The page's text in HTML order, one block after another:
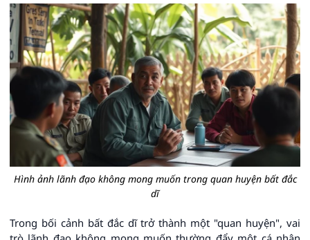
Hình ảnh lãnh đạo không mong muốn trong quan huyện bất đắc
dĩ
Trong bối cảnh bất đắc dĩ trở thành một "quan huyện", vai